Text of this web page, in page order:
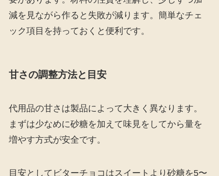
減を見ながら作ると失敗が減ります。簡単なチェ
ック項目を持っておくと便利です。
甘さの調整方法と目安
代用品の甘さは製品によって大きく異なります。
まずは少なめに砂糖を加えて味見をしてから量を
増やす方式が安全です。
目安としてビターチョコはスイートより砂糖を5〜